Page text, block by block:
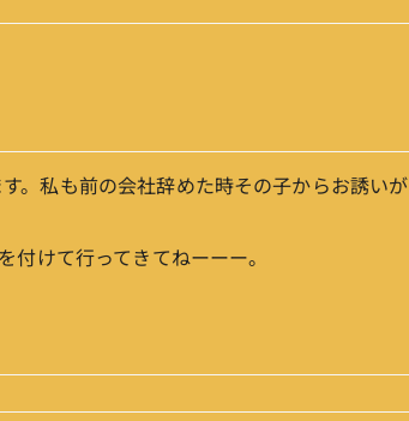
。私も前の会社辞めた時その子からお誘いが
付けて行ってきてねーーー。